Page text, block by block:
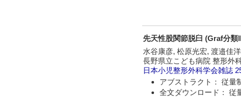
先天性股関節脱臼 (Graf分
水谷康彦, 松原光宏, 渡邉佳洋
長野県立こども病院 整形外
日本小児整形外科学会雑誌
アブストラクト： 従量
全文ダウンロード： 従